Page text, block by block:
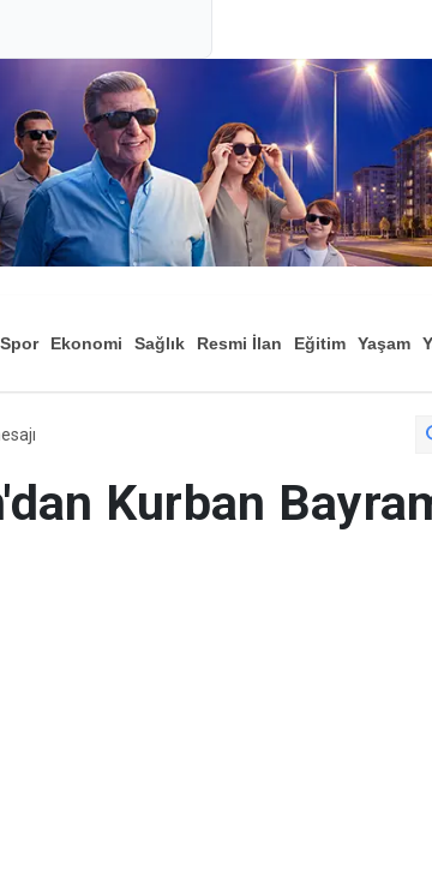
Spor Ekonomi Sağlık Resmi İlan Eğitim
Yaşam
Kurban